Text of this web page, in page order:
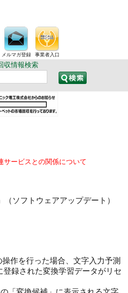
メルマガ登録 事業者入口
収情報検索
サービスとの関係について
（ソフトウェアアップデート）
作を行った場合、文字入力予測
録された変換学習データがリセ